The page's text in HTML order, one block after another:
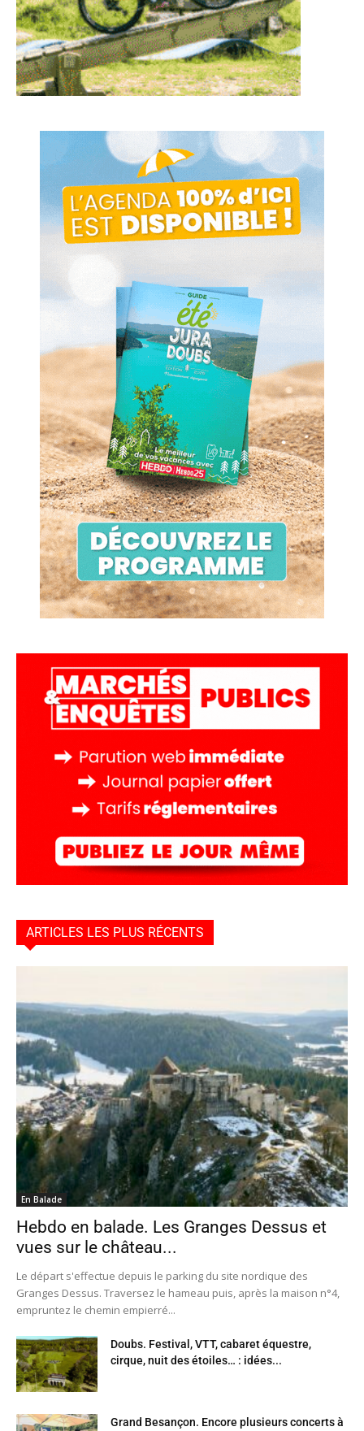
ARTICLES LES PLUS RÉCENTS
En Balade
Hebdo en balade. Les Granges Dessus et
vues sur le château...
Le départ s'effectue depuis le parking du site nordique des
Granges Dessus. Traversez le hameau puis, après la maison n°4,
empruntez le chemin empierré...
Doubs. Festival, VTT, cabaret équestre,
cirque, nuit des étoiles… : idées...
Grand Besançon. Encore plusieurs concerts à